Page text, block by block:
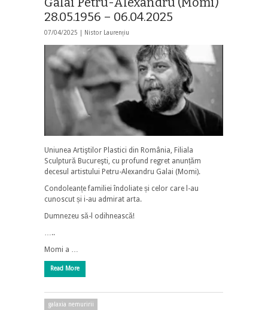
28.05.1956 – 06.04.2025
07/04/2025 | Nistor Laurențiu
Uniunea Artiştilor Plastici din România, Filiala
Sculptură Bucureşti, cu profund regret anunțăm
decesul artistului Petru-Alexandru Galai (Momi).
Condoleanțe familiei îndoliate și celor care l-au
cunoscut și i-au admirat arta.
Dumnezeu să-l odihnească!
…..
Momi a …
Read More
galaxia nemuririi